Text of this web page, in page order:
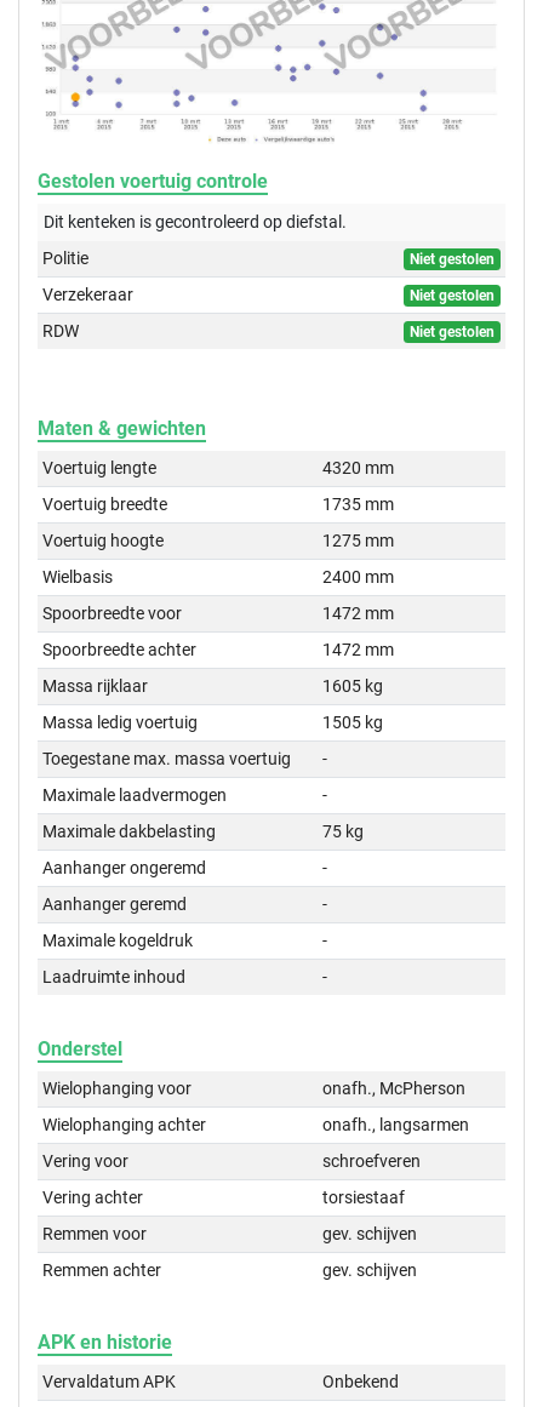
Gestolen voertuig controle
Dit kenteken is gecontroleerd opdiefstal.
Politie
Niet gestolen
Verzekeraar Niet gestolen
RDW Niet gestolen
Maten & gewichten
Voertuig lengte
4320 mm
Voertuig breedte
1735 mm
Voertuig hoogte
1275 mm
Wielbasis
2400 mm
Spoorbreedte voor
1472 mm
Spoorbreedte achter
1472 mm
Massa rijklaar
1605 kg
Massa ledig voertuig
1505 kg
Toegestane max. massa voertuig
-
Maximale laadvermogen
-
Maximale dakbelasting
75 kg
Aanhanger ongeremd
-
Aanhanger geremd
-
Maximale kogeldruk
-
Laadruimte inhoud
-
Onderstel
Wielophanging voor
onafh., McPherson
Wielophanging achter
onafh., langsarmen
Vering voor
schroefveren
Vering achter
torsiestaaf
Remmen voor
gev. schijven
Remmen achter
gev. schijven
APK en historie
Vervaldatum APK
Onbekend